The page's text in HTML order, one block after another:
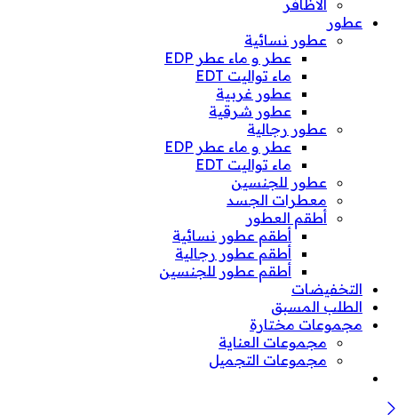
الأظافر
عطور
عطور نسائية
عطر و ماء عطر EDP
ماء تواليت EDT
عطور غربية
عطور شرقية
عطور رجالية
عطر و ماء عطر EDP
ماء تواليت EDT
عطور للجنسين
معطرات الجسد
أطقم العطور
أطقم عطور نسائية
أطقم عطور رجالية
أطقم عطور للجنسين
التخفيضات
الطلب المسبق
مجموعات مختارة
مجموعات العناية
مجموعات التجميل